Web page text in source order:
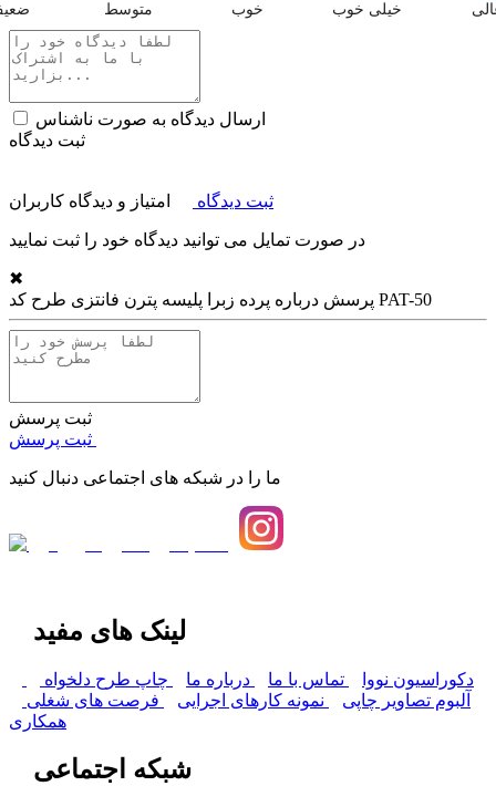
متوسط خوب خیلی خوب
ارسال دیدگاه به صورت ناشناس
ثبت دیدگاه
ثبت دیدگاه امتیاز و دیدگاه کاربران
در صورت تمایل می توانید دیدگاه خود را ثبت نمایید
✖
پرسش درباره پرده زبرا پلیسه پترن فانتزی طرح کد PAT-50
ثبت پرسش
ما را در شبکه های اجتماعی دنبال کنید
لینک های مفید
دکوراسیون نووا تماس با ما درباره ما
چاپ طرح دلخواه
آلبوم تصاویر چاپی
نمونه کارهای اجرایی
فرصت های شغلی
همکاری
شبکه اجتماعی